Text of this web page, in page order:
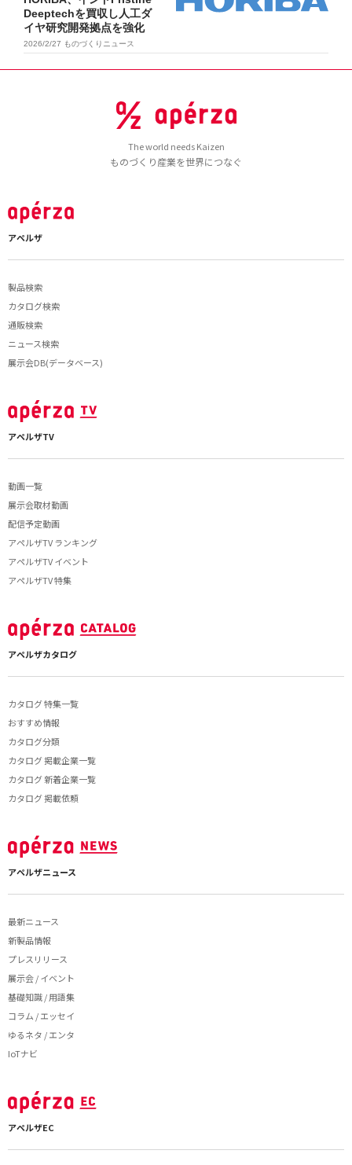
Deeptechを買収し人工ダ
イヤ研究開発拠点を強化
2026/2/27 ものづくりニュース
The world needs Kaizen
ものづくり産業を世界につなぐ
アペルザ
製品検索
カタログ検索
通販検索
ニュース検索
展示会DB(データベース)
アペルザTV
動画一覧
展示会取材動画
配信予定動画
アペルザTV ランキング
アペルザTV イベント
アペルザTV 特集
アペルザカタログ
カタログ 特集一覧
おすすめ情報
カタログ分類
カタログ 掲載企業一覧
カタログ 新着企業一覧
カタログ 掲載依頼
アペルザニュース
最新ニュース
新製品情報
プレスリリース
展示会 / イベント
基礎知識 / 用語集
コラム / エッセイ
ゆるネタ / エンタ
IoTナビ
アペルザEC